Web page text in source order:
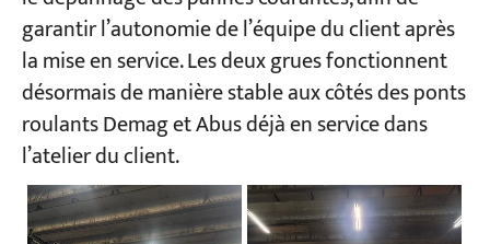
garantir l’autonomie de l’équipe du client après
la mise en service. Les deux grues fonctionnent
désormais de manière stable aux côtés des ponts
roulants Demag et Abus déjà en service dans
l’atelier du client.